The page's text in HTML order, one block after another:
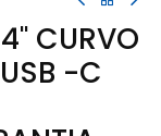
CURVO
-C